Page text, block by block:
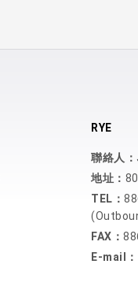
RYE
聯絡人：
地址：
TEL：
FAX：
E-mail：